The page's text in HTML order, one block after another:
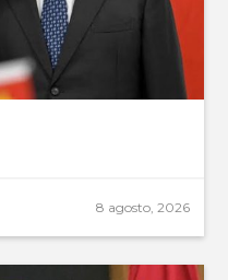
8 agosto, 2026